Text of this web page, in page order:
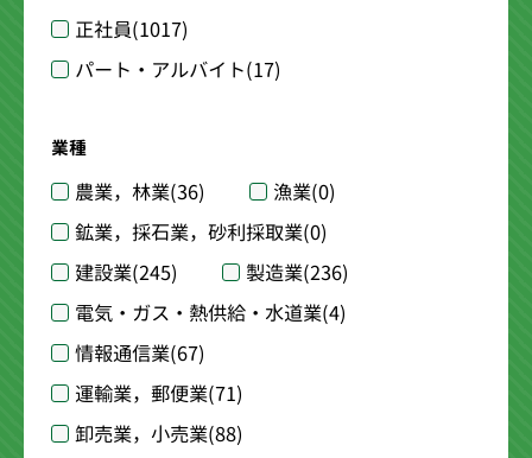
正社員(1017)
パート・アルバイト(17)
業種
農業，林業(36) 漁業(0)
鉱業，採石業，砂利採取業(0)
建設業(245) 製造業(236)
電気・ガス・熱供給・水道業(4)
情報通信業(67)
運輸業，郵便業(71)
卸売業，小売業(88)